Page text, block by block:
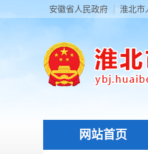
安徽省人民政府 淮北市
网站首页